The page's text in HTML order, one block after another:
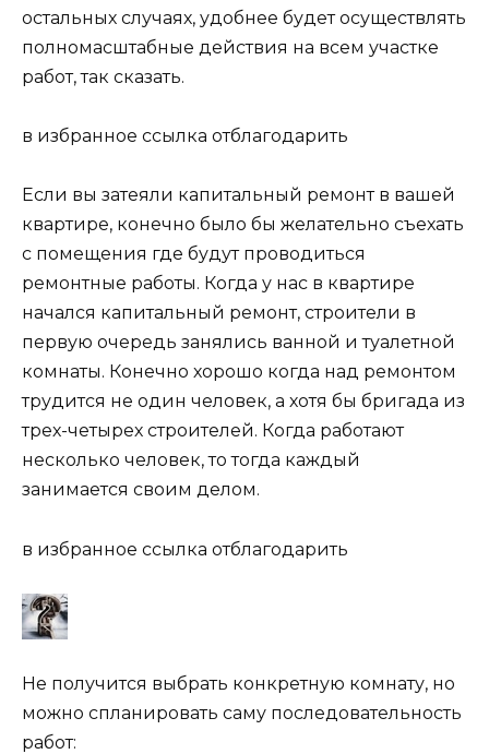
остальных случаях, удобнее будет осуществлять
полномасштабные действия на всем участке
работ, так сказать.
в избранное ссылка отблагодарить
Если вы затеяли капитальный ремонт в вашей
квартире, конечно было бы желательно съехать
с помещения где будут проводиться
ремонтные работы. Когда у нас в квартире
начался капитальный ремонт, строители в
первую очередь занялись ванной и туалетной
комнаты. Конечно хорошо когда над ремонтом
трудится не один человек, а хотя бы бригада из
трех-четырех строителей. Когда работают
несколько человек, то тогда каждый
занимается своим делом.
в избранное ссылка отблагодарить
Не получится выбрать конкретную комнату, но
можно спланировать саму последовательность
работ: